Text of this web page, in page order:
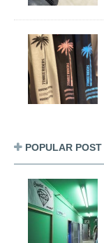
POPULAR POST